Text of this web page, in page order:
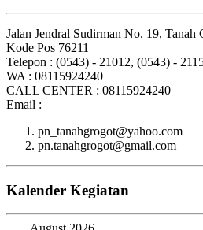
Jalan Jendral Sudirman No. 19,
Kode Pos 76211
Telepon : (0543) - 21012, (0543) -
WA : 08115924240
CALL CENTER : 08115924240
Email :
pn_tanahgrogot@yahoo.com
pn.tanahgrogot@gmail.com
Kalender Kegiatan